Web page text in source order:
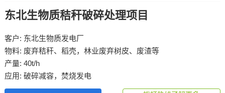
东北生物质秸秆破碎处理项目
客户: 东北生物质发电厂
物料: 废弃秸秆、稻壳，林业废弃树皮、废渣等
产量: 40t/h
应用: 破碎减容，焚烧发电